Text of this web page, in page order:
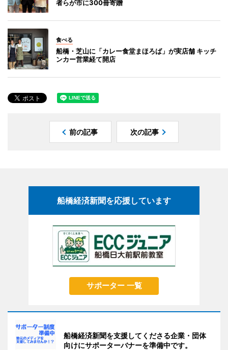
者らが市に300冊寄贈
食べる
船橋・芝山に「カレー食堂まほろば」が実店舗 キッチ
ンカー営業経て開店
前の記事 次の記事
船橋経済新聞を応援しています
サポーター 一覧
船橋経済新聞を支援してくださる企業・団体
向けにサポーターバナーを準備中です。